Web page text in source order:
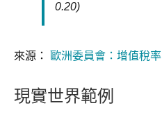
0.20)
來源： 歐洲委員會：增值稅率
現實世界範例